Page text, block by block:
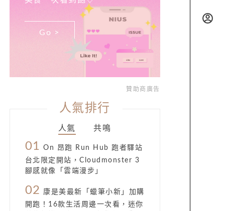
Go >
贊助商廣告
人氣排行
人氣 共鳴
01 On 昂跑 Run Hub 跑者驛站
台北限定開站，Cloudmonster 3
腳感就像「雲端漫步」
02
康是美最新「蠟筆小新」加購
開跑！16款生活周邊一次看，迷你